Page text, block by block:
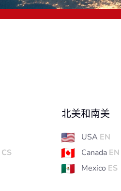
CS
北美和南美
USA EN
Canada EN
Mexico ES